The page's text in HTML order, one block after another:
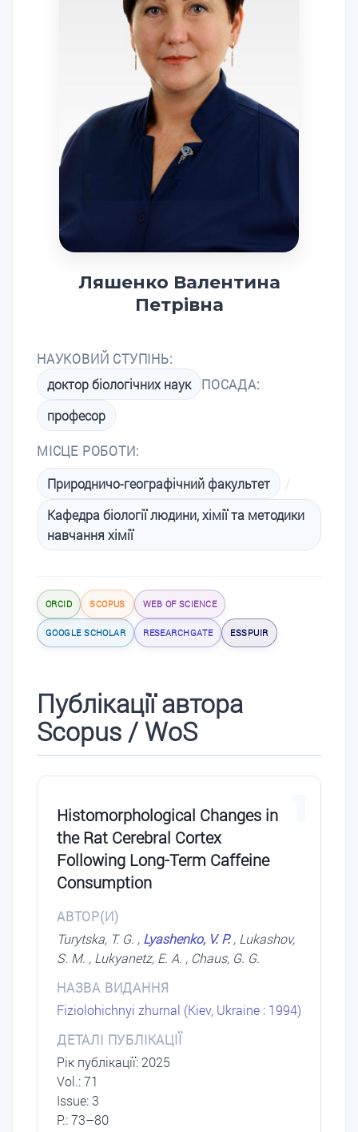
Ляшенко Валентина
Петрівна
НАУКОВИЙ СТУПІНЬ:
доктор біологічних наук
ПОСАДА:
професор
МІСЦЕ РОБОТИ:
Природничо-географічний факультет
/
Кафедра біології людини, хімії та методики
навчання хімії
ORCID SCOPUS WEB OF SCIENCE
GOOGLE SCHOLAR RESEARCHGATE ESSPUIR
Публікації автора
Scopus / WoS
Histomorphological Changes in
the Rat Cerebral Cortex
Following Long-Term Caffeine
Consumption
АВТОР(И)
Turytska, T. G. , Lyashenko, V. P., Lukashov,
S. M. , Lukyanetz, E. A. , Chaus, G. G.
НАЗВА ВИДАННЯ
Fiziolohichnyi zhurnal (Kiev, Ukraine : 1994)
ДЕТАЛІ ПУБЛІКАЦІЇ
Рік публікації: 2025
Vol.: 71
Issue: 3
P.: 73–80